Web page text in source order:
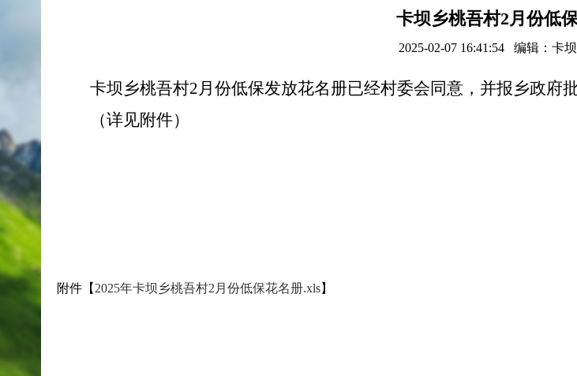
卡坝乡桃吾村2月份低
2025-02-07 16:41:54 编辑：卡
卡坝乡桃吾村2月份低保发放花名册已经村委会同意，并报乡政府
（详见附件）
附件【 2025年卡坝乡桃吾村2月份低保花名册.xls】